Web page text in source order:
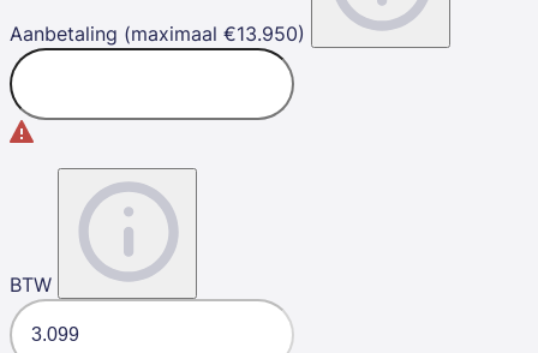
Aanbetaling (maximaal €13.950)
BTW